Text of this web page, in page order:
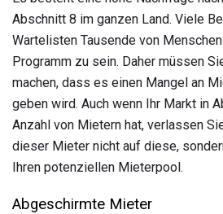
Abschnitt 8 im ganzen Land. Viele
Wartelisten Tausende von
Programm zu sein. Daher müssen
machen, dass es einen Mangel an
geben wird. Auch wenn Ihr Markt in
Anzahl von Mietern hat, verlassen
dieser Mieter nicht auf diese,
Ihren potenziellen Mieterpool.
Abgeschirmte Mieter